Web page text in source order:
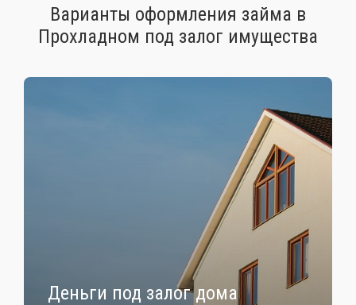
Варианты оформления займа в
Прохладном под залог имущества
Деньги под залог дома